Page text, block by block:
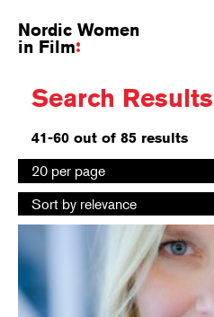
Nordic Women
in Film
Search Results
41-60 out of 85 results
Select
number
results
page
20 per page
Select
sorting
Sort by relevance